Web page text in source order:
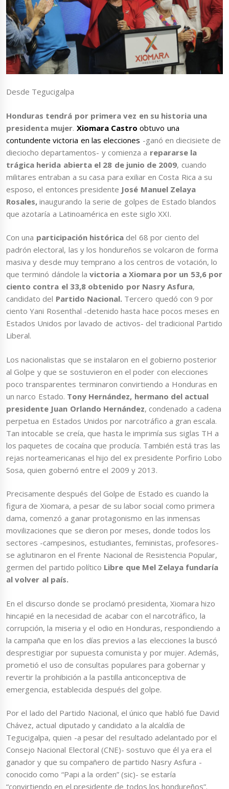
Desde Tegucigalpa
Honduras tendrá por primera vez en su historia una
presidenta mujer. Xiomara Castro obtuvo una
contundente victoria en las elecciones -ganó en diecisiete de
dieciocho departamentos- y comienza a repararse la
trágica herida abierta el 28 de junio de 2009, cuando
militares entraban a su casa para exiliar en Costa Rica a su
esposo, el entonces presidente José Manuel Zelaya
Rosales, inaugurando la serie de golpes de Estado blandos
que azotaría a Latinoamérica en este siglo XXI.
Con una participación históricadel 68 por ciento del
padrón electoral, las y los hondureños se volcaron de forma
masiva y desde muy temprano a los centros de votación, lo
que terminó dándole lavictoria a Xiomara por un 53,6 por
ciento contra el 33,8 obtenido por Nasry Asfura,
candidato del Partido Nacional. Tercero quedó con 9 por
ciento Yani Rosenthal -detenido hasta hace pocos meses en
Estados Unidos por lavado de activos- del tradicional Partido
Liberal.
Los nacionalistas que se instalaron en el gobierno posterior
al Golpe y que se sostuvieron en el poder con elecciones
poco transparentes terminaron convirtiendo a Honduras en
un narco Estado. Tony Hernández, hermano del actual
presidente Juan Orlando Hernández, condenado a cadena
perpetua en Estados Unidos por narcotráfico a gran escala.
Tan intocable se creía, que hasta le imprimía sus siglas TH a
los paquetes de cocaína que producía. También está tras las
rejas norteamericanas el hijo del ex presidente Porfirio Lobo
Sosa, quien gobernó entre el 2009 y 2013.
Precisamente después del Golpe de Estado es cuando la
figura de Xiomara, a pesar de su labor social como primera
dama, comenzó a ganar protagonismo en las inmensas
movilizaciones que se dieron por meses, donde todos los
sectores -campesinos, estudiantes, feministas, profesores-
se aglutinaron en el Frente Nacional de Resistencia Popular,
germen del partido político Libre que Mel Zelaya fundaría
al volver al país.
En el discurso donde se proclamó presidenta, Xiomara hizo
hincapié en la necesidad de acabar con el narcotráfico, la
corrupción, la miseria y el odio en Honduras, respondiendo a
la campaña que en los días previos a las elecciones la buscó
desprestigiar por supuesta comunista y por mujer. Además,
prometió el uso de consultas populares para gobernar y
revertir la prohibición a la pastilla anticonceptiva de
emergencia, establecida después del golpe.
Por el lado del Partido Nacional, el único que habló fue David
Chávez, actual diputado y candidato a la alcaldía de
Tegucigalpa, quien -a pesar del resultado adelantado por el
Consejo Nacional Electoral (CNE)- sostuvo que él ya era el
ganador y que su compañero de partido Nasry Asfura -
conocido como “Papi a la orden” (sic)- se estaría
“convirtiendo en el presidente de todos los hondureños”.